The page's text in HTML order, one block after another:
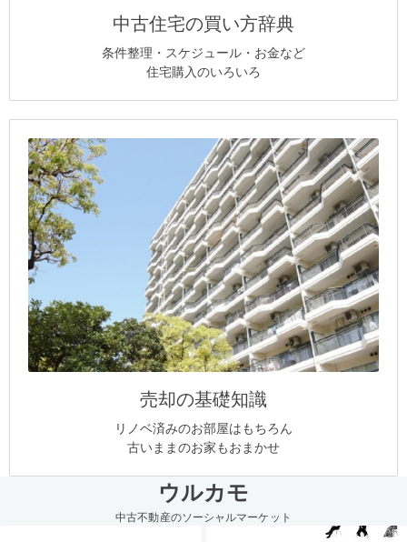
中古住宅の買い方辞典
条件整理・スケジュール・お金など
住宅購入のいろいろ
売却の基礎知識
リノベ済みのお部屋はもちろん
古いままのお家もおまかせ
ウルカモ
中古不動産のソーシャルマーケット